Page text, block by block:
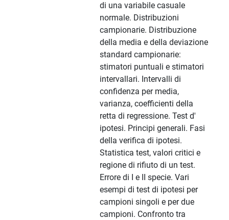
di una variabile casuale
normale. Distribuzioni
campionarie. Distribuzione
della media e della deviazione
standard campionarie:
stimatori puntuali e stimatori
intervallari. Intervalli di
confidenza per media,
varianza, coefficienti della
retta di regressione. Test d'
ipotesi. Principi generali. Fasi
della verifica di ipotesi.
Statistica test, valori critici e
regione di rifiuto di un test.
Errore di I e II specie. Vari
esempi di test di ipotesi per
campioni singoli e per due
campioni. Confronto tra